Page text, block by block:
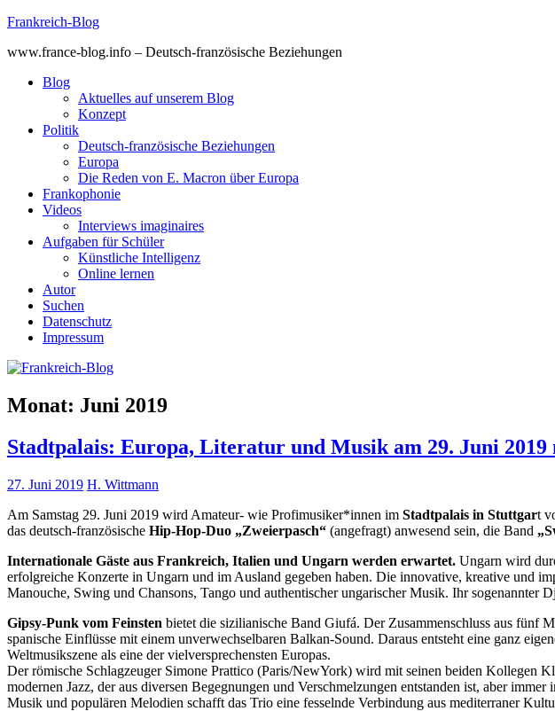
Skip
content
Frankreich-Blog
www.france-blog.info – Deutsch-französische Beziehungen
Blog
Aktuelles auf unserem Blog
Konzept
Politik
Deutsch-französische Beziehungen
Europa
Die Reden von E. Macron über Europa
Frankophonie
Videos
Interviews imaginaires
Aufgaben für Schüler
Künstliche Intelligenz
Online lernen
Autor
Suchen
Datenschutz
Impressum
Monat: Juni 2019
Stadtpalais: Europa, Literatur und Musik am 29. Juni
27. Juni 2019 H. Wittmann
Am Samstag 29. Juni 2019 wird Amateur- wie Profimusiker*innen im Stadtpalais in Stuttgart
das deutsch-französische Hip-Hop-Duo „Zweierpasch“ (angefragt) anwesend sein, die Band
Internationale Gäste aus Frankreich, Italien und Ungarn werden erwartet. Ungarn wird
erfolgreiche Konzerte in Ungarn und im Ausland gegeben haben. Die innovative, kreative und
Manouche, Swing und Chansons, Tango und authentischer ungarischer Musik. Ihr sogenannter
Gipsy-Punk vom Feinsten bietet die sizilianische Band Giufá. Der Zusammenschluss aus fünf
spanische Einflüsse mit einem unverwechselbaren Balkan-Sound. Daraus entsteht eine ganz
Weltmusikszene als eine der vielversprechensten Europas.
Der römische Schlagzeuger Simone Prattico (Paris/NewYork) wird mit seinen beiden Kollegen
modernen Jazz, der aus diversen Begegnungen und Verschmelzungen entstanden ist, aber
Musik und populären Melodien schafft das Trio eine fesselnde Verbindung aus mediterraner